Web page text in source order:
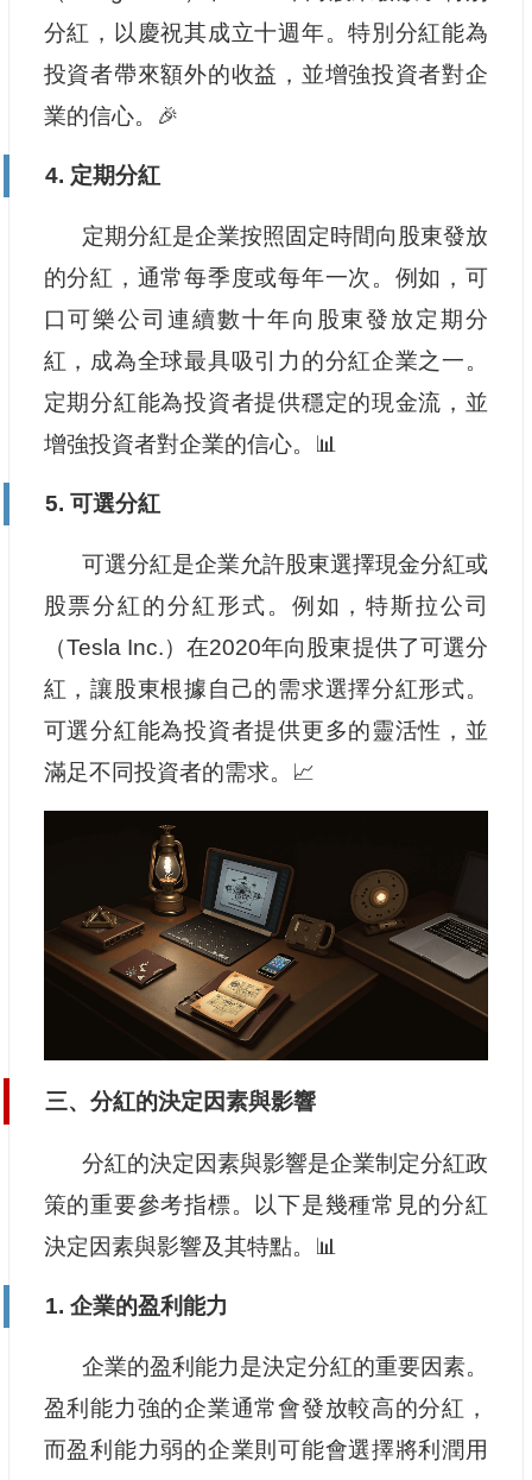
分紅，以慶祝其成立十週年。特別分紅能為
投資者帶來額外的收益，並增強投資者對企
業的信心。🎉
4. 定期分紅
定期分紅是企業按照固定時間向股東發放
的分紅，通常每季度或每年一次。例如，可
口可樂公司連續數十年向股東發放定期分
紅，成為全球最具吸引力的分紅企業之一。
定期分紅能為投資者提供穩定的現金流，並
增強投資者對企業的信心。📊
5. 可選分紅
可選分紅是企業允許股東選擇現金分紅或
股票分紅的分紅形式。例如，特斯拉公司
（Tesla Inc.）在2020年向股東提供了可選分
紅，讓股東根據自己的需求選擇分紅形式。
可選分紅能為投資者提供更多的靈活性，並
滿足不同投資者的需求。📈
三、分紅的決定因素與影響
分紅的決定因素與影響是企業制定分紅政
策的重要參考指標。以下是幾種常見的分紅
決定因素與影響及其特點。📊
1. 企業的盈利能力
企業的盈利能力是決定分紅的重要因素。
盈利能力強的企業通常會發放較高的分紅，
而盈利能力弱的企業則可能會選擇將利潤用